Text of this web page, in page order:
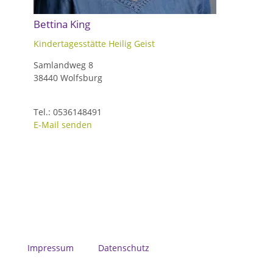
Bettina King
Kindertagesstätte Heilig Geist
Samlandweg 8
38440 Wolfsburg
Tel.: 0536148491
E-Mail senden
Impressum Datenschutz